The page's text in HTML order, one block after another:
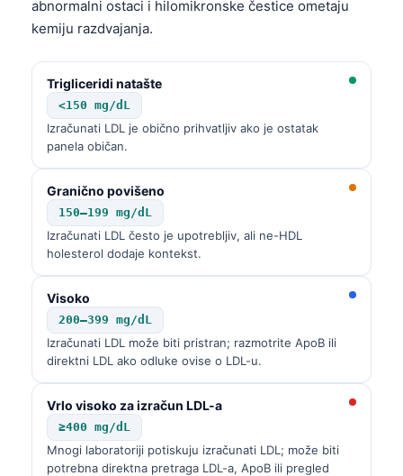
abnormalni ostaci i hilomikronske čestice ometaju
kemiju razdvajanja.
Trigliceridi natašte
<150 mg/dL
Izračunati LDL je obično prihvatljiv ako je ostatak
panela običan.
Granično povišeno
150–199 mg/dL
Izračunati LDL često je upotrebljiv, ali ne-HDL
holesterol dodaje kontekst.
Visoko
200–399 mg/dL
Izračunati LDL može biti pristran; razmotrite ApoB ili
direktni LDL ako odluke ovise o LDL-u.
Vrlo visoko za izračun LDL-a
≥400 mg/dL
Mnogi laboratoriji potiskuju izračunati LDL; može biti
potrebna direktna pretraga LDL-a, ApoB ili pregled